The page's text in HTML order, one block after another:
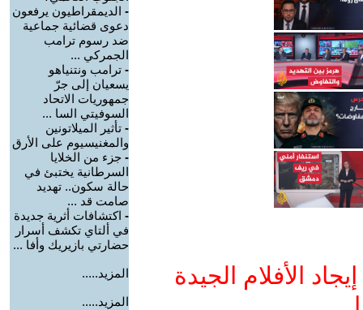
الأفلام الجيدة
- الديمقراطيون يرفعون
دعوى قضائية جماعية
ضد رسوم ترامب
الجمركي ...
- ترامب ونتنياهو
يسعيان إلى جرّ
جمهوريات الاتحاد
السوفيتي السا ...
- تأثير الميلاتونين
والمغنيسيوم على الأرق
- جزء من الخلايا
السرطانية يختبئ في
حالة سكون.. تهديد
صامت قد ...
- اكتشافات أثرية جديدة
في ألتاي تكشف أسرار
حضارتي بازيريك وأفا ...
المزيد.....
المزيد.....